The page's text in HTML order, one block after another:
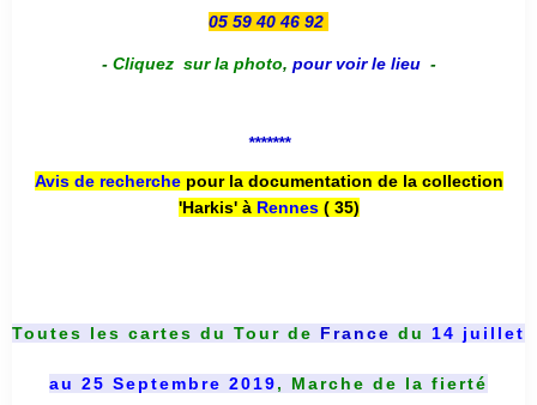
05 59 40 46 92
- Cliquez sur la photo, pour voir le lieu -
*******
Avis de recherche pour la documentation de la collection
'Harkis' à Rennes( 35)
Toutes les cartes du Tour de France du 14 juillet
au 25 Septembre 2019, Marche de la fierté